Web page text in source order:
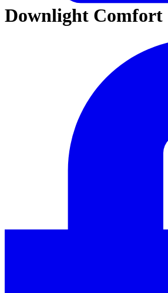
Downlight Comfort